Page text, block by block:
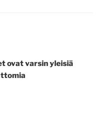
ovat varsin yleisiä